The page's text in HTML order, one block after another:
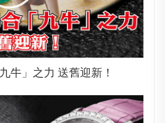
牛」之力 送舊迎新！